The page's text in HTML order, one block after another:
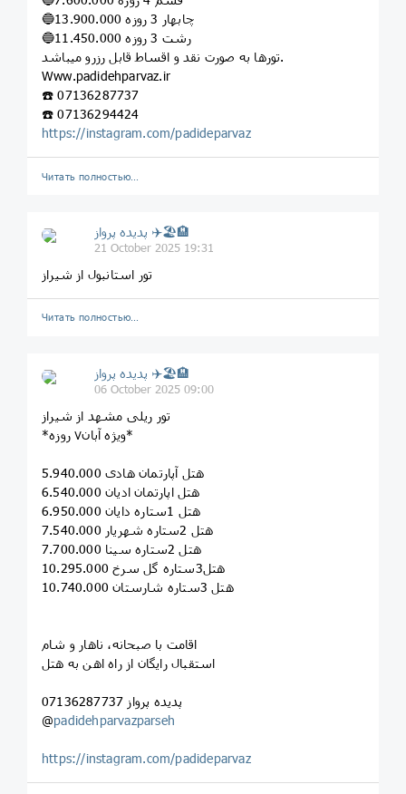
🔵چابهار 3 روزه 13.900.000
🔵رشت 3 روزه 11.450.000
تورها به صورت نقد و اقساط قابل رزرو میباشد.
‏Www.padidehparvaz.ir
☎️ 07136287737
☎️ 07136294424
https://instagram.com/padideparvaz
Читать полностью…
پديده پرواز ✈️🏖🏨
21 October 2025 19:31
تور استانبول از شیراز
Читать полностью…
پديده پرواز ✈️🏖🏨
06 October 2025 09:00
تور ریلی مشهد از شیراز
*ویژه آبان۷ روزه*
هتل آپارتمان هادی 5.940.000
هتل اپارتمان ادیان 6.540.000
هتل 1ستاره دایان 6.950.000
هتل 2ستاره شهریار 7.540.000
هتل 2ستاره سینا 7.700.000
هتل3ستاره گل سرخ 10.295.000
هتل 3ستاره شارستان 10.740.000
اقامت با صبحانه، ناهار و شام
استقبال رایگان از راه اهن به هتل
پدیده پرواز 07136287737
@padidehparvazparseh
https://instagram.com/padideparvaz